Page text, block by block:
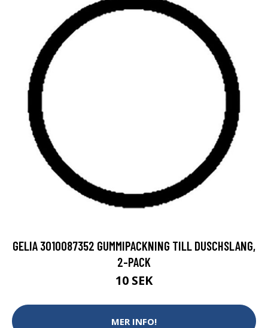
GELIA 3010087352 GUMMIPACKNING TILL DUSCHSLANG,
2-PACK
10 SEK
MER INFO!